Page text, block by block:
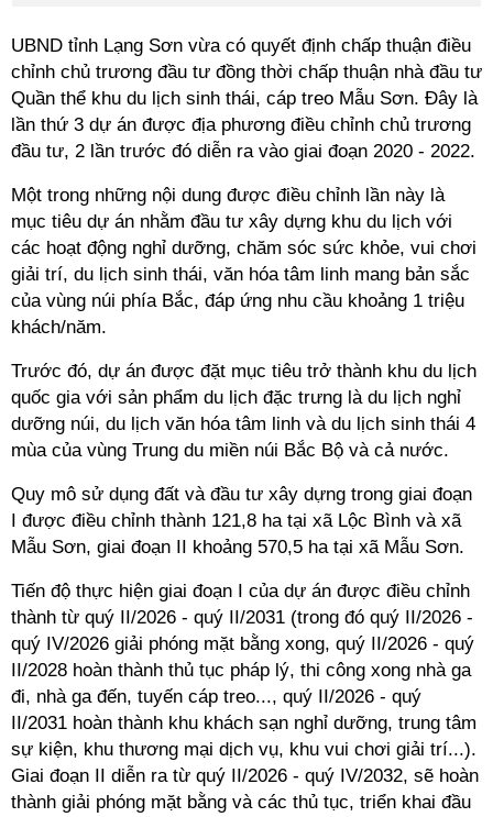
UBND tỉnh Lạng Sơn vừa có quyết định chấp thuận điều
chỉnh chủ trương đầu tư đồng thời chấp thuận nhà đầu tư
Quần thể khu du lịch sinh thái, cáp treo Mẫu Sơn. Đây là
lần thứ 3 dự án được địa phương điều chỉnh chủ trương
đầu tư, 2 lần trước đó diễn ra vào giai đoạn 2020 - 2022.
Một trong những nội dung được điều chỉnh lần này là
mục tiêu dự án nhằm đầu tư xây dựng khu du lịch với
các hoạt động nghỉ dưỡng, chăm sóc sức khỏe, vui chơi
giải trí, du lịch sinh thái, văn hóa tâm linh mang bản sắc
của vùng núi phía Bắc, đáp ứng nhu cầu khoảng 1 triệu
khách/năm.
Trước đó, dự án được đặt mục tiêu trở thành khu du lịch
quốc gia với sản phẩm du lịch đặc trưng là du lịch nghỉ
dưỡng núi, du lịch văn hóa tâm linh và du lịch sinh thái 4
mùa của vùng Trung du miền núi Bắc Bộ và cả nước.
Quy mô sử dụng đất và đầu tư xây dựng trong giai đoạn
I được điều chỉnh thành 121,8 ha tại xã Lộc Bình và xã
Mẫu Sơn, giai đoạn II khoảng 570,5 ha tại xã Mẫu Sơn.
Tiến độ thực hiện giai đoạn I của dự án được điều chỉnh
thành từ quý II/2026 - quý II/2031 (trong đó quý II/2026 -
quý IV/2026 giải phóng mặt bằng xong, quý II/2026 - quý
II/2028 hoàn thành thủ tục pháp lý, thi công xong nhà ga
đi, nhà ga đến, tuyến cáp treo..., quý II/2026 - quý
II/2031 hoàn thành khu khách sạn nghỉ dưỡng, trung tâm
sự kiện, khu thương mại dịch vụ, khu vui chơi giải trí...).
Giai đoạn II diễn ra từ quý II/2026 - quý IV/2032, sẽ hoàn
thành giải phóng mặt bằng và các thủ tục, triển khai đầu